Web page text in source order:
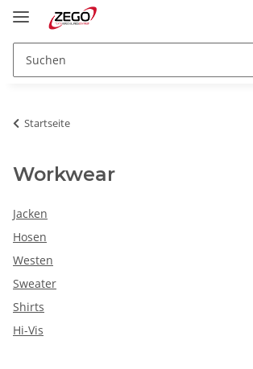
Startseite
Workwear
Jacken
Hosen
Westen
Sweater
Shirts
Hi-Vis